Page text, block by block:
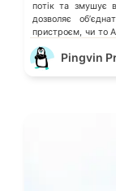
потік та змушує
дозволяє
пристроєм, чи то
смартфоном
своєрідний «міст»
Pingvin